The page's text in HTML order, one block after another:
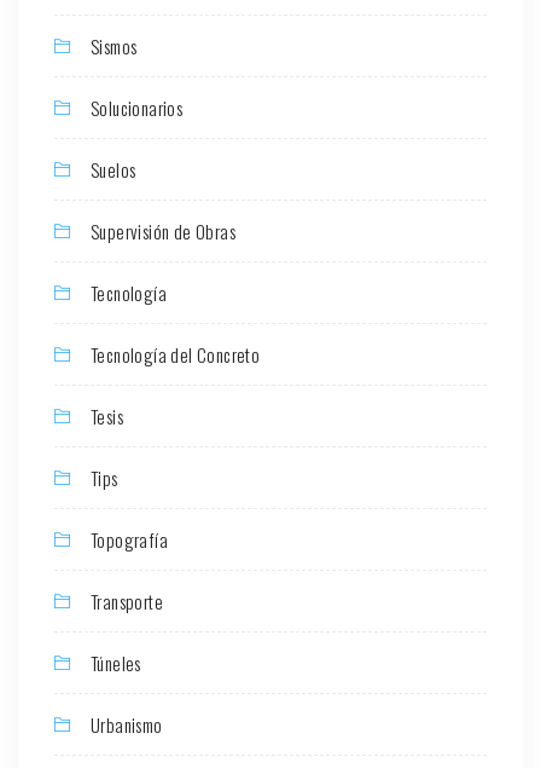
Sismos
Solucionarios
Suelos
Supervisión de Obras
Tecnología
Tecnología del Concreto
Tesis
Tips
Topografía
Transporte
Túneles
Urbanismo